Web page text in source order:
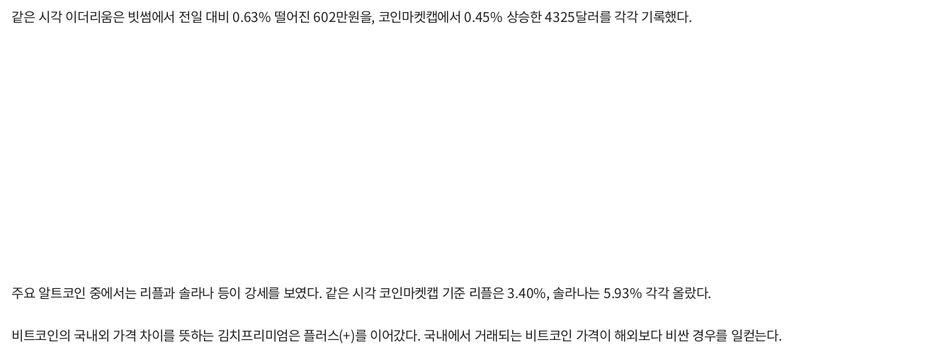
같은 시각 이더리움은 빗썸에서 전일 대비 0.63% 떨어진 602만원을, 코인마켓캡에서 0.45% 상승한 4325달러를 각각 기록했다.
주요 알트코인 중에서는 리플과 솔라나 등이 강세를 보였다. 같은 시각 코인마켓캡 기준 리플은 3.40%, 솔라나는 5.93% 각각 올랐다.
비트코인의 국내외 가격 차이를 뜻하는 김치프리미엄은 플러스(+)를 이어갔다. 국내에서 거래되는 비트코인 가격이 해외보다 비싼 경우를 일컫는다.